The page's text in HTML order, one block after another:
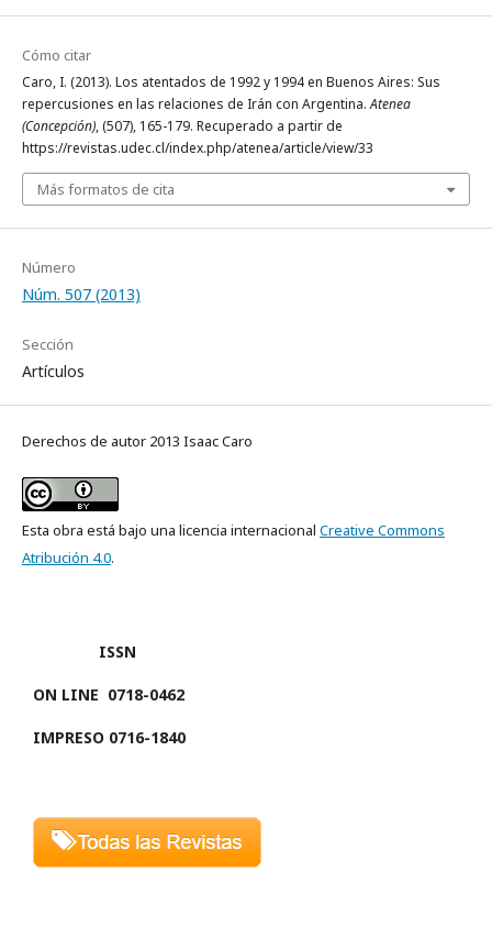
Cómo citar
Caro, I. (2013). Los atentados de 1992 y 1994 en Buenos Aires: Sus
repercusiones en las relaciones de Irán con Argentina.Atenea
(Concepción), (507), 165-179. Recuperado a partir de
https://revistas.udec.cl/index.php/atenea/article/view/33
Más formatos de cita
Número
Núm. 507 (2013)
Sección
Artículos
Derechos de autor 2013 Isaac Caro
Esta obra está bajo una licencia internacional Creative Commons
Atribución 4.0.
ISSN
ON LINE 0718-0462
IMPRESO 0716-1840